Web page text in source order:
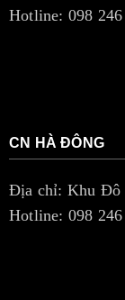
Hotline: 098
CN HÀ ĐÔNG
Địa chỉ: Khu Đô
Hotline: 098